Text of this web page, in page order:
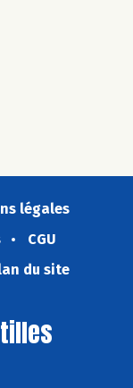
légales
CGU
du site